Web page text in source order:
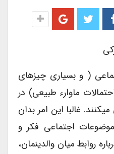
( و بسیاری چیزهای
ماوارء طبیعی) در
غالبا این امر بدان
اجتماعی فکر و
روابط میان والدینمان،